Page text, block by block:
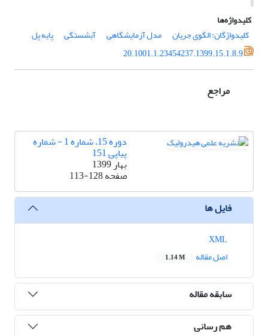
کلیدواژه‌ها
کلیدواژگان: الگوی جریان
مدل آزمایشگاهی آبشستگی
پایه پل
20.1001.1.23454237.1399.15.1.8.9
مراجع
دوره 15، شماره 1 - شماره
پیاپی 151
بهار 1399
صفحه113-128
فایل ها
اصل مقاله
1.14 M
سابقه مقاله
هم رسانی